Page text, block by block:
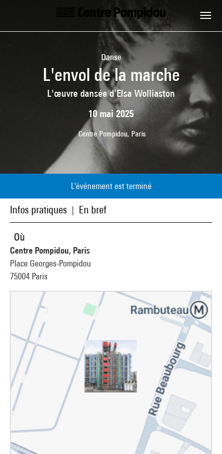
Danse
L'envol de la marche
L'œuvre dansée d'Elsa Wolliaston
10 mai 2025
Centre Pompidou, Paris
L'événement est terminé
Infos pratiques En bref
Où
Centre Pompidou, Paris
Place Georges-Pompidou
75004 Paris